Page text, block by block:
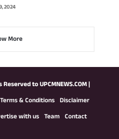
2024
More
Reserved toUPCMNEWS.COM|
Terms & Conditions Disclaimer
with us Team Contact